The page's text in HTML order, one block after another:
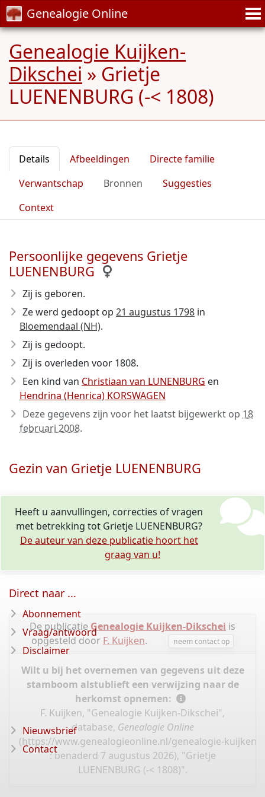
Genealogie Online
Genealogie Kuijken-
Dikschei » Grietje
LUENENBURG (-< 1808)
Details Afbeeldingen
Directe familie
Verwantschap
Bronnen
Suggesties
Context
Persoonlijke gegevens Grietje
LUENENBURG
Zij is geboren.
Ze werd gedoopt op 21 augustus 1798 in
Bloemendaal (NH).
Zij is gedoopt.
Zij is overleden voor 1808.
Een kind van Christiaan van LUNENBURG en
Hendrina (Henrica) KORSWAGEN
Deze gegevens zijn voor het laatst bijgewerkt op 18
februari 2008.
Gezin van Grietje LUENENBURG
Heeft u aanvullingen, correcties of vragen
met betrekking tot Grietje LUENENBURG?
De auteur van deze publicatie hoort het
graag van u!
De publicatie Genealogie Kuijken-Dikschei is
opgesteld door F. Kuijken. neem contact op
Wilt u bij het overnemen van gegevens uit deze
stamboom alstublieft een verwijzing naar de
herkomst opnemen:
F. Kuijken, "Genealogie Kuijken-Dikschei",
database, Genealogie Online
(https://www.genealogieonline.nl/genealogie-kuijken-
: benaderd 7 augustus 2026), "Grietje
LUENENBURG (-< 1808)".
Direct naar ...
Abonnement
Vraag/antwoord
Disclaimer
Nieuwsbrief
Contact